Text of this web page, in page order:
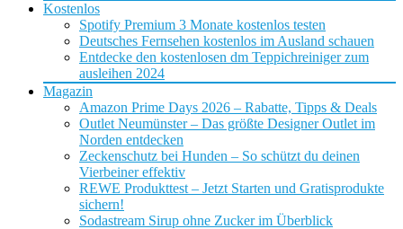
Kostenlos
Spotify Premium 3 Monate kostenlos testen
Deutsches Fernsehen kostenlos im Ausland schauen
Entdecke den kostenlosen dm Teppichreiniger zum
ausleihen 2024
Magazin
Amazon Prime Days 2026 – Rabatte, Tipps & Deals
Outlet Neumünster – Das größte Designer Outlet im
Norden entdecken
Zeckenschutz bei Hunden – So schützt du deinen
Vierbeiner effektiv
REWE Produkttest – Jetzt Starten und Gratisprodukte
sichern!
Sodastream Sirup ohne Zucker im Überblick